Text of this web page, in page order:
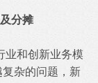
分摊
业和创新业务模
杂的问题，新